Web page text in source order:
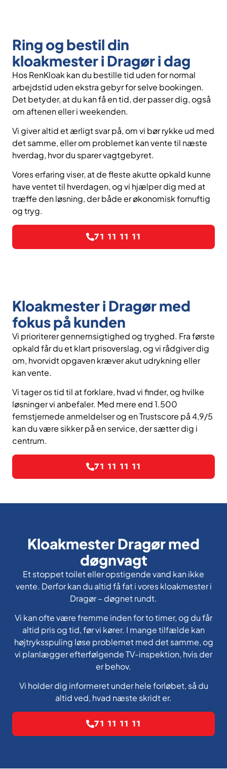
Ring og bestil din
kloakmester i Dragør i dag
Hos RenKloak kan du bestille tid uden for normal
arbejdstid uden ekstra gebyr for selve bookingen.
Det betyder, at du kan få en tid, der passer dig, også
om aftenen eller i weekenden.
Vi giver altid et ærligt svar på, om vi bør rykke ud med
det samme, eller om problemet kan vente til næste
hverdag, hvor du sparer vagtgebyret.
Vores erfaring viser, at de fleste akutte opkald kunne
have ventet til hverdagen, og vi hjælper dig med at
træffe den løsning, der både er økonomisk fornuftig
og tryg.
71 11 11 11
Kloakmester i Dragør med
fokus på kunden
Vi prioriterer gennemsigtighed og tryghed. Fra første
opkald får du et klart prisoverslag, og vi rådgiver dig
om, hvorvidt opgaven kræver akut udrykning eller
kan vente.
Vi tager os tid til at forklare, hvad vi finder, og hvilke
løsninger vi anbefaler. Med mere end 1.500
femstjernede anmeldelser og en Trustscore på 4,9/5
kan du være sikker på en service, der sætter dig i
centrum.
71 11 11 11
Kloakmester Dragør med
døgnvagt
Et stoppet toilet eller opstigende vand kan ikke
vente. Derfor kan du altid få fat i vores kloakmester i
Dragør – døgnet rundt.
Vi kan ofte være fremme inden for to timer, og du får
altid pris og tid, før vi kører. I mange tilfælde kan
højtryksspuling løse problemet med det samme, og
vi planlægger efterfølgende TV-inspektion, hvis der
er behov.
Vi holder dig informeret under hele forløbet, så du
altid ved, hvad næste skridt er.
71 11 11 11